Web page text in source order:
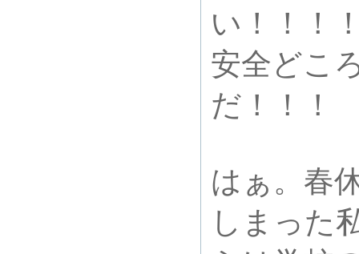
い！！！
安全どこ
だ！！！
はぁ。春
しまった